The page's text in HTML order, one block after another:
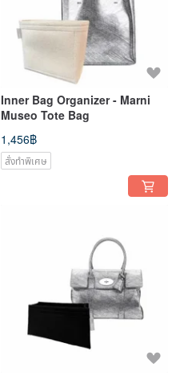
Inner Bag Organizer - Marni
Museo Tote Bag
1,456฿
สั่งทำพิเศษ